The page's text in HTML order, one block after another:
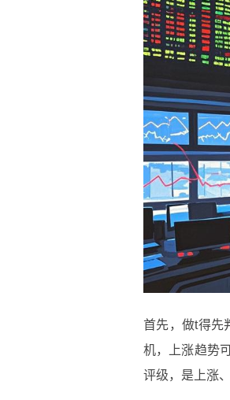
首先，做t得先
机，上涨趋势
评级，是上涨